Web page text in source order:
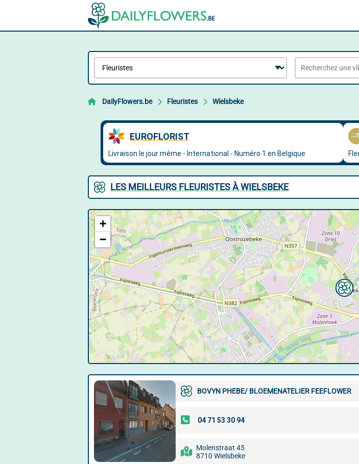
DailyFlowers.be Fleuristes Wielsbeke
LES MEILLEURS FLEURISTES À WIELSBEKE
+
−
BOVYN PHEBE/ BLOEMENATELIER FEEFLOWER
Molenstraat 45
8710 Wielsbeke